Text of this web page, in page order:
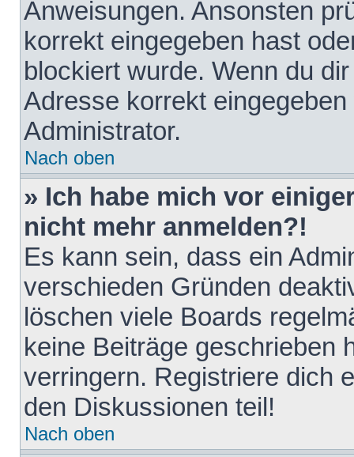
Anweisungen. Ansonsten
korrekt eingegeben hast
blockiert wurde. Wenn du
Adresse korrekt
Administrator.
Nach oben
» Ich habe mich vor
nicht mehr anmelden?!
Es kann sein, dass ein
verschieden Gründen
löschen viele Boards
keine Beiträge geschrieben
verringern. Registriere dich
den Diskussionen teil!
Nach oben